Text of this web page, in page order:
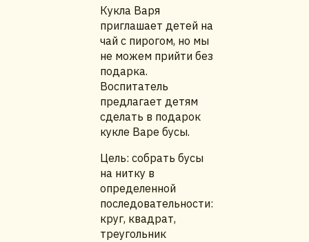
Кукла Варя
приглашает детей на
чай с пирогом, но мы
не можем прийти без
подарка.
Воспитатель
предлагает детям
сделать в подарок
кукле Варе бусы.
Цель: собрать бусы
на нитку в
определенной
последовательности:
круг, квадрат,
треугольник